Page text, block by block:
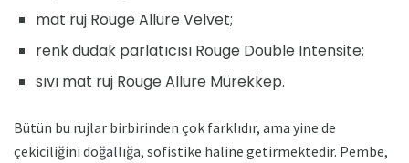
mat ruj Rouge Allure Velvet;
renk dudak parlatıcısı Rouge Double Intensite;
sıvı mat ruj Rouge Allure Mürekkep.
Bütün bu rujlar birbirinden çok farklıdır, ama yine de
çekiciliğini doğallığa, sofistike haline getirmektedir. Pembe,